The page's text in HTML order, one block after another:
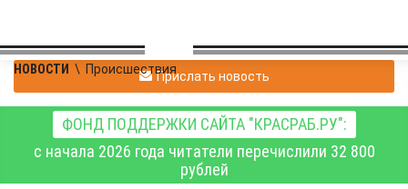
НОВОСТИ \ ПроисшествияПрислать новость
ФОНД ПОДДЕРЖКИ САЙТА "КРАСРАБ.РУ":
с начала 2026 года читатели перечислили 32 800
рублей